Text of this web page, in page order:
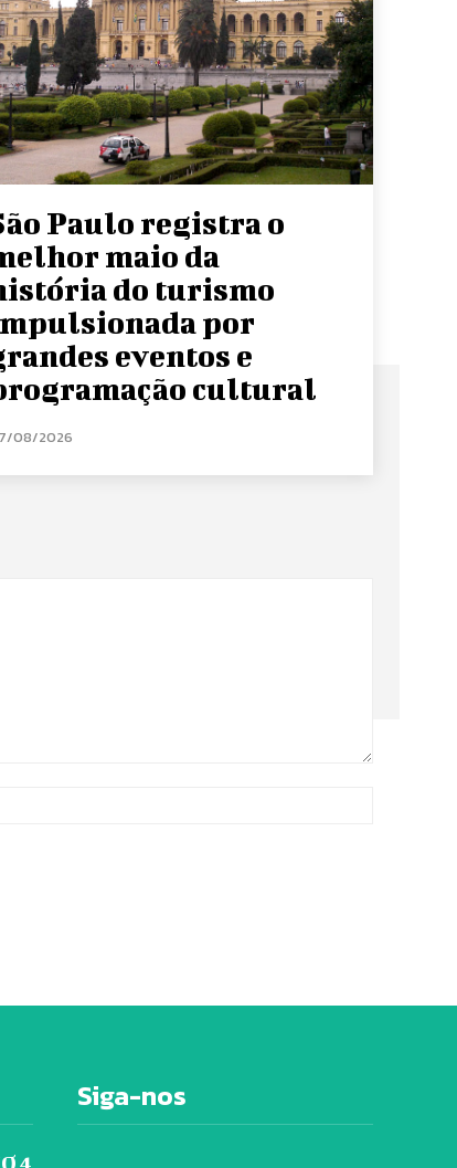
Paulo registra o
maio da
do turismo
por
eventos e
cultural
08/2026
Siga-nos